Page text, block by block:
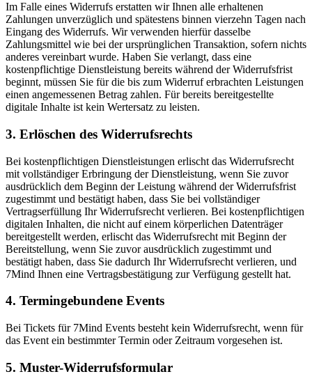
Im Falle eines Widerrufs erstatten wir Ihnen alle erhaltenen
Zahlungen unverzüglich und spätestens binnen vierzehn Tagen nach
Eingang des Widerrufs. Wir verwenden hierfür dasselbe
Zahlungsmittel wie bei der ursprünglichen Transaktion, sofern nichts
anderes vereinbart wurde. Haben Sie verlangt, dass eine
kostenpflichtige Dienstleistung bereits während der Widerrufsfrist
beginnt, müssen Sie für die bis zum Widerruf erbrachten Leistungen
einen angemessenen Betrag zahlen. Für bereits bereitgestellte
digitale Inhalte ist kein Wertersatz zu leisten.
3. Erlöschen des Widerrufsrechts
Bei kostenpflichtigen Dienstleistungen erlischt das Widerrufsrecht
mit vollständiger Erbringung der Dienstleistung, wenn Sie zuvor
ausdrücklich dem Beginn der Leistung während der Widerrufsfrist
zugestimmt und bestätigt haben, dass Sie bei vollständiger
Vertragserfüllung Ihr Widerrufsrecht verlieren. Bei kostenpflichtigen
digitalen Inhalten, die nicht auf einem körperlichen Datenträger
bereitgestellt werden, erlischt das Widerrufsrecht mit Beginn der
Bereitstellung, wenn Sie zuvor ausdrücklich zugestimmt und
bestätigt haben, dass Sie dadurch Ihr Widerrufsrecht verlieren, und
7Mind Ihnen eine Vertragsbestätigung zur Verfügung gestellt hat.
4. Termingebundene Events
Bei Tickets für 7Mind Events besteht kein Widerrufsrecht, wenn für
das Event ein bestimmter Termin oder Zeitraum vorgesehen ist.
5. Muster-Widerrufsformular